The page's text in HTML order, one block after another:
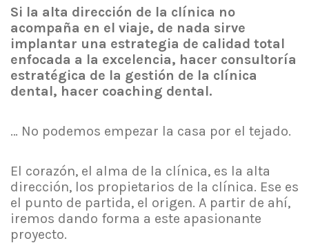
Si la alta dirección de la clínica no
acompaña en el viaje, de nada sirve
implantar una estrategia de calidad total
enfocada a la excelencia, hacer consultoría
estratégica de la gestión de la clínica
dental, hacer coaching dental.
… No podemos empezar la casa por el tejado.
El corazón, el alma de la clínica, es la alta
dirección, los propietarios de la clínica. Ese es
el punto de partida, el origen. A partir de ahí,
iremos dando forma a este apasionante
proyecto.